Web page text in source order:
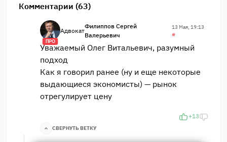
Комментарии (63)
ПРО
Адвокат
Филиппов Сергей
Валерьевич
13 Мая, 19:13
#
Уважаемый Олег Витальевич, разумный
подход
Как я говорил ранее (ну и еще некоторые
выдающиеся экономисты) — рынок
отрегулирует цену
+13
СВЕРНУТЬ ВЕТКУ